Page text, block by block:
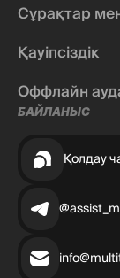
Сұрақтар
Қауіпсіздік
Оффлайн
БАЙЛАНЫС
Қолдау